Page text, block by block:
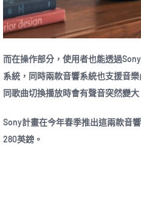
而在操作部分，使用者也能透過
系統，同時兩款音響系統也支援音
同歌曲切換播放時會有聲音突然變大
Sony計畫在今年春季推出這兩款音
280英鎊。